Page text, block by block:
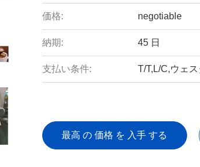
価格: negotiable
納期: 45 日
支払い条件: T/T,L/C,ウェ
最高 の 価格 を 入手 する